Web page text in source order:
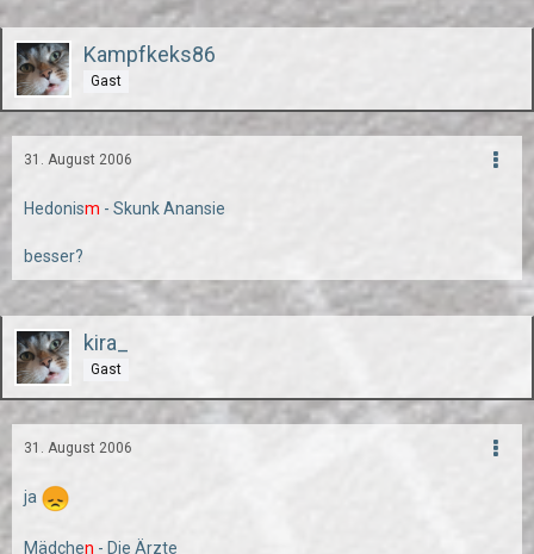
Kampfkeks86
Gast
31. August 2006
Hedonism - Skunk Anansie
besser?
kira_
Gast
31. August 2006
ja
Mädchen - Die Ärzte